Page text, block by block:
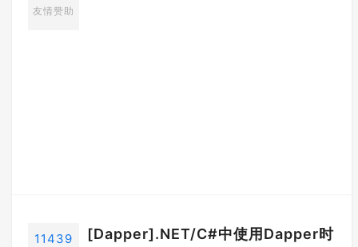
友情赞助
11439
[Dapper].NET/C#中使用Dapper时